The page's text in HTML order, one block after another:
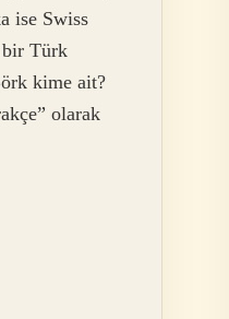
ise Swiss
bir Türk
kime ait?
olarak